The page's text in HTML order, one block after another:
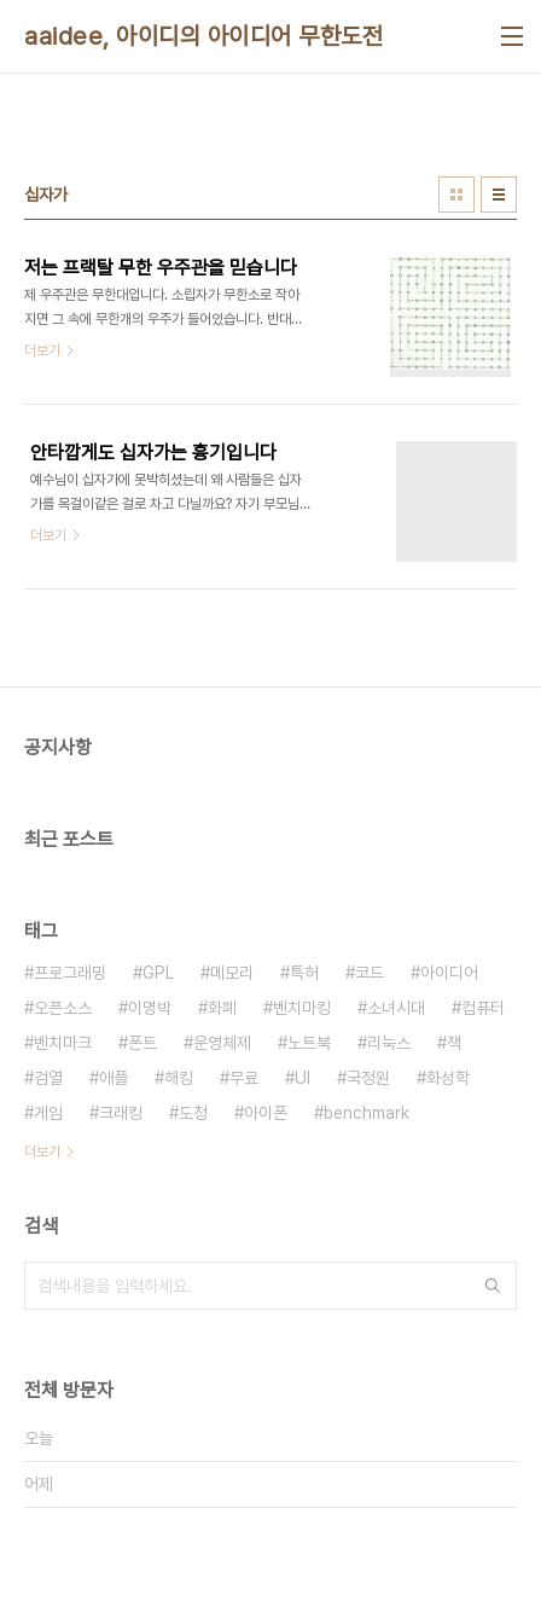
aaidee, 아이디의 아이디어 무한도전
십자가
저는 프랙탈 무한 우주관을 믿습니다
제 우주관은 무한대입니다. 소립자가 무한소로 작아
지면 그 속에 무한개의 우주가 들어있습니다. 반대로
우주 밖으로 무한대로 나가면 훨씬 더 큰 우주의 무한
데요. 이비에스 방송과외에서 문제에 불경이 잠깐 나
왔는데 비슷한 내용이 있어서 놀랬습니다. 그 후로 대
학때 '티끌 속의 무한 우주'란 책이 도서관에 꽂혀있
어서 깜짝 놀랐습니다. 선장 출신 아마추어가 쓴 건
데, 내용 보니까 다른 사람들도 비슷한 생각을 하는
는 것 같다는 얘기도 있었습니다. 저는 공부를 못해서
더보기
안타깝게도 십자가는 흉기입니다
예수님이 십자가에 못박히셨는데 왜 사람들은 십자
가를 목걸이같은 걸로 차고 다닐까요? 자기 부모님이
어떤 모양의 총으로 죽었는데 그 모양 총을 달고 다니
http://blog.aaidee.com/211 점에 관한 모든 것
더보기
공지사항
최근 포스트
태그
프로그래밍 GPL 메모리 특허 코드
아이디어
오픈소스
이명박 화폐 벤치마킹 소녀시대
컴퓨터
벤치마크
폰트 운영체제 노트북 리눅스
책
검열
애플 해킹 무료 UI 국정원
화성학
게임
크래킹 도청 아이폰 benchmark
더보기
검색
전체 방문자
오늘
어제